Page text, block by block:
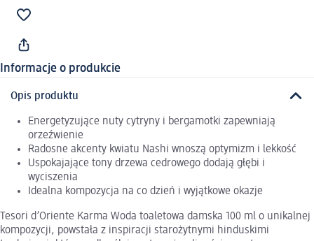
Informacje o produkcie
Opis produktu
Energetyzujące nuty cytryny i bergamotki zapewniają
orzeźwienie
Radosne akcenty kwiatu Nashi wnoszą optymizm i lekkość
Uspokajające tony drzewa cedrowego dodają głębi i
wyciszenia
Idealna kompozycja na co dzień i wyjątkowe okazje
Tesori d’Oriente Karma Woda toaletowa damska 100 ml o unikalnej
kompozycji, powstała z inspiracji starożytnymi hinduskimi